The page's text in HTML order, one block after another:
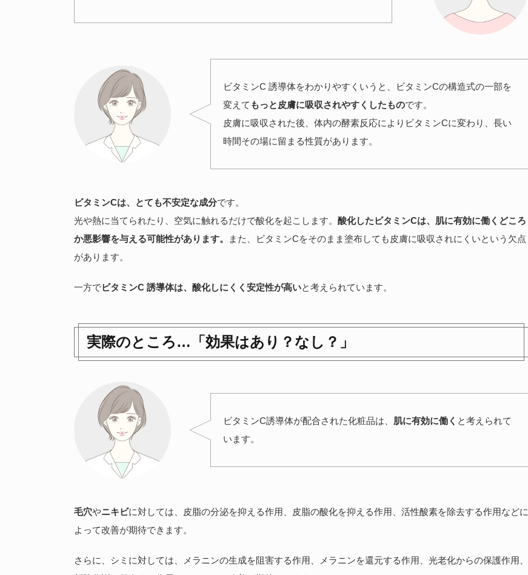
ビタミンC 誘導体をわかりやすくいうと、ビタミンCの構造式の一部を
変えて もっと皮膚に吸収されやすくしたものです。
皮膚に吸収された後、体内の酵素反応によりビタミンCに変わり、長い
時間その場に留まる性質があります。
ビタミンCは、とても不安定な成分です。
光や熱に当てられたり、空気に触れるだけで酸化を起こします。 酸化したビタミンCは、肌に有効に働くどころ
か悪影響を与える可能性があります。
また、ビタミンCをそのまま塗布しても皮膚に吸収されにくいという欠点
があります。
一方でビタミンC 誘導体は、酸化しにくく安定性が高いと考えられています。
実際のところ…「効果はあり？なし？」
ビタミンC誘導体が配合された化粧品は、 肌に有効に働く と考えられて
います。
毛穴やニキビに対しては、皮脂の分泌を抑える作用、皮脂の酸化を抑える作用、活性酸素を除去する作用などに
よって改善が期待できます。
さらに、シミに対しては、メラニンの生成を阻害する作用、メラニンを還元する作用、光老化からの保護作用、